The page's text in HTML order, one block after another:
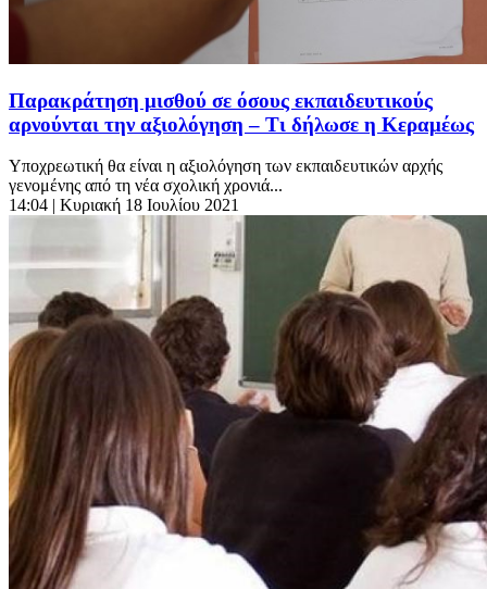
Παρακράτηση μισθού σε όσους εκπαιδευτικούς
αρνούνται την αξιολόγηση – Τι δήλωσε η Κεραμέως
Υποχρεωτική θα είναι η αξιολόγηση των εκπαιδευτικών αρχής
γενομένης από τη νέα σχολική χρονιά...
14:04 | Κυριακή 18 Ιουλίου 2021